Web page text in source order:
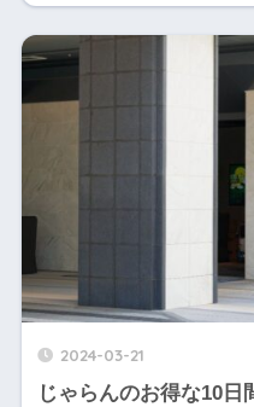
2024-03-21
じゃらんのお得な10